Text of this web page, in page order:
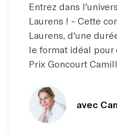
Entrez dans
Laurens ! - Cette
Laurens, d'une
le format idéal pour
Prix Goncourt
avec